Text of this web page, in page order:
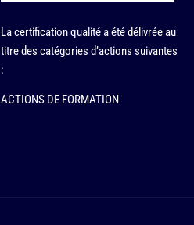
La certification qualité a été délivrée au
titre des catégories d’actions suivantes
:
ACTIONS DE FORMATION